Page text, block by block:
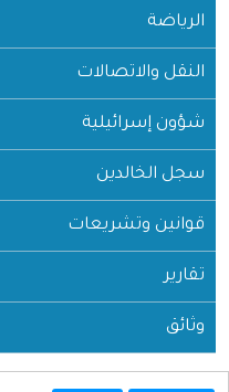
الرياضة
النقل والاتصالات
شؤون إسرائيلية
سجل الخالدين
قوانين وتشريعات
تقارير
وثائق